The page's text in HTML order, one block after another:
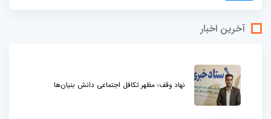
آخرین اخبار
نهاد وقف؛ مظهر تکافل اجتماعی دانش بنیان‌ها